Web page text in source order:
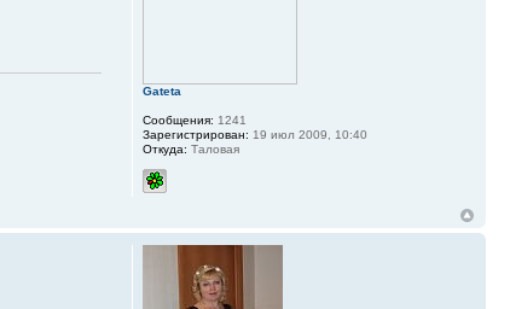
Gateta
Сообщения: 1241
Зарегистрирован: 19 июл 2009, 10:40
Откуда: Таловая